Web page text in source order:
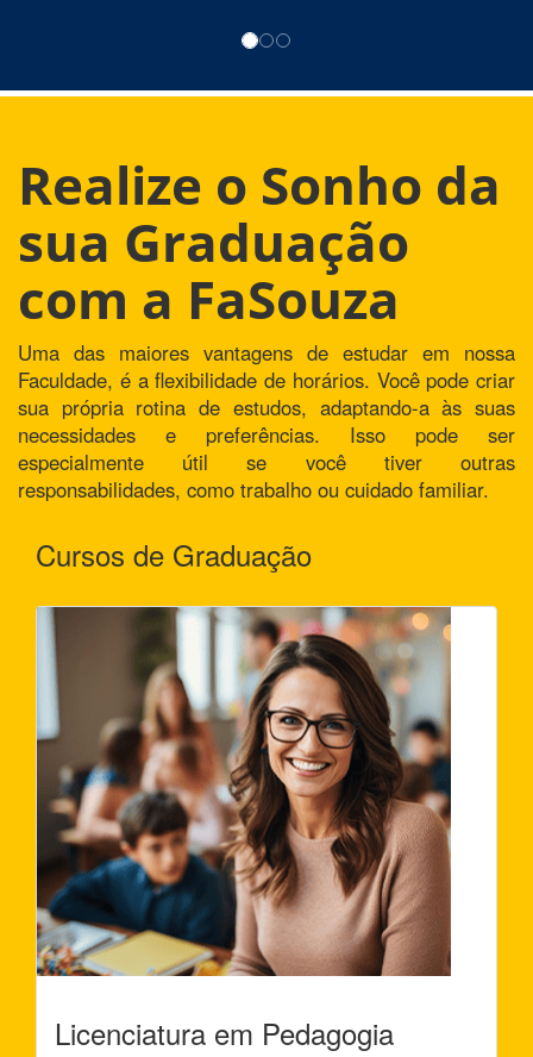
Realize o Sonho da
sua Graduação
com a FaSouza
Uma das maiores vantagens de estudar em nossa
Faculdade, é a flexibilidade de horários. Você pode criar
sua própria rotina de estudos, adaptando-a às suas
necessidades e preferências. Isso pode ser
especialmente útil se você tiver outras
responsabilidades, como trabalho ou cuidado familiar.
Cursos de Graduação
Licenciatura em Pedagogia